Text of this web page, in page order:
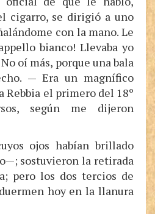
cigarro, se dirigió a uno
con la mano. Le
bianco! Llevaba yo
oí más, porque una bala
— Era un magnífico
Rebbia el primero del 18º
según me dijeron
ojos habían brillado
sostuvieron la retirada
pero los dos tercios de
hoy en la llanura